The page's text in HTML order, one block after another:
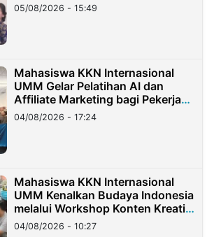
05/08/2026 - 15:49
Mahasiswa KKN Internasional
UMM Gelar Pelatihan AI dan
Affiliate Marketing bagi Pekerja
Migran Indonesia di Taiwan
04/08/2026 - 17:24
Mahasiswa KKN Internasional
UMM Kenalkan Budaya Indonesia
melalui Workshop Konten Kreatif
di Taiwan
04/08/2026 - 10:27